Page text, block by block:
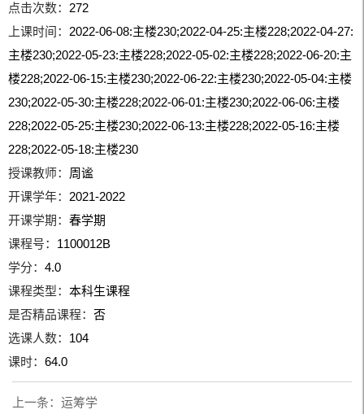
点击次数： 272
上课时间： 2022-06-08:主楼230;2022-04-25:主楼228;2022-04-27:
主楼230;2022-05-23:主楼228;2022-05-02:主楼228;2022-06-20:主
楼228;2022-06-15:主楼230;2022-06-22:主楼230;2022-05-04:主楼
230;2022-05-30:主楼228;2022-06-01:主楼230;2022-06-06:主楼
228;2022-05-25:主楼230;2022-06-13:主楼228;2022-05-16:主楼
228;2022-05-18:主楼230
授课教师： 周谧
开课学年： 2021-2022
开课学期：春学期
课程号： 1100012B
学分：4.0
课程类型：本科生课程
是否精品课程：否
选课人数： 104
课时：64.0
上一条： 运筹学